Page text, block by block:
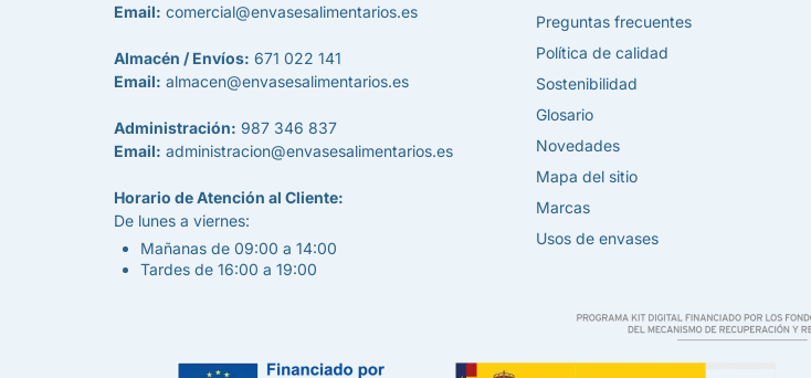
Email: comercial@envasesalimentarios.es
Almacén / Envíos: 671 022 141
Email: almacen@envasesalimentarios.es
Administración: 987 346 837
Email: administracion@envasesalimentarios.es
Horario de Atención al Cliente:
De lunes a viernes:
Mañanas de 09:00 a 14:00
Tardes de 16:00 a 19:00
Preguntas frecuentes
Política de calidad
Sostenibilidad
Glosario
Novedades
Mapa del sitio
Marcas
Usos de envases